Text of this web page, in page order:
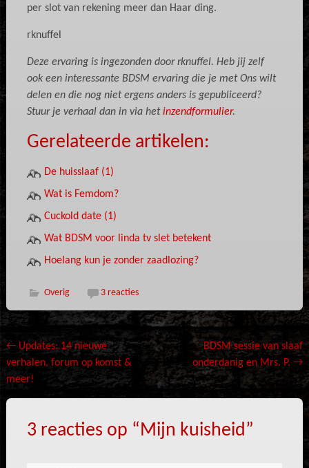
per slot van rekening meer dan Haar ding.
rknuffel
Deze ervaring is ingezonden door rknuffel. Heb jij zelf
ook een interessante BDSM ervaring die je met Ons wilt
delen en die nog niet ergens anders is gepubliceerd?
Stuur je verhaal dan in via hetinzendformulier.
Gerelateerde artikelen:
De huisslaaf (1)
Wat is Femdom?
Cuckold date (1)
Wat BDSM voor linda tv slet betekent
Hoelang kun je zonder zaadlozing?
Overig 3 reacties
Bericht
navigatie
←Updates: 14 nieuwe
verhalen, forum op komst &
meer!
BDSM sessie van slaaf
onderdanig en Mrs. P.→
3 reacties op “Mijn kuisheid”